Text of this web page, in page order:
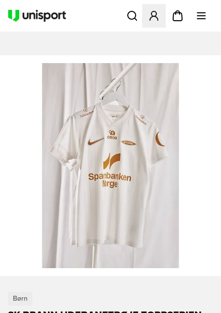
Åbner en Modal til at
Børn